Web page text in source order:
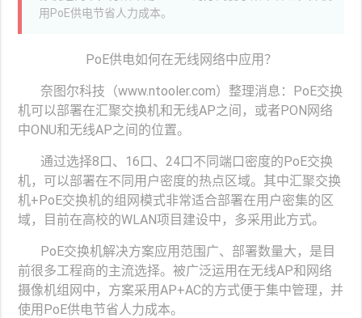
用PoE供电节省人力成本。
PoE供电如何在无线网络中应用？
奈图尔科技（www.ntooler.com）整理消息：PoE交换
机可以部署在汇聚交换机和无线AP之间，或者PON网络
中ONU和无线AP之间的位置。
通过选择8口、16口、24口不同端口密度的PoE交换
机，可以部署在不同用户密度的热点区域。其中汇聚交换
机+PoE交换机的组网模式非常适合部署在用户密集的区
域，目前在高校的WLAN项目建设中，多采用此方式。
PoE交换机解决方案应用范围广、部署数量大，是目
前很多工程商的主流选择。被广泛运用在无线AP和网络
摄像机组网中，方案采用AP+AC的方式便于集中管理，并
使用PoE供电节省人力成本。